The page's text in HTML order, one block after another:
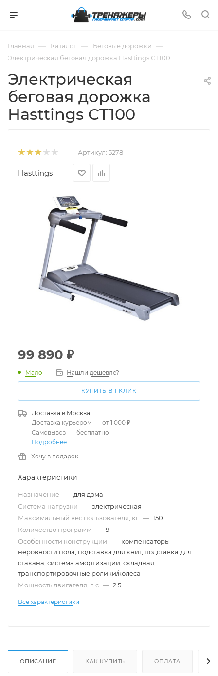
Главная — Каталог — Беговые дорожки —
Электрическая беговая дорожка Hasttings CT100
Электрическая
беговая дорожка
Hasttings CT100
Артикул: 5278
Hasttings
99 890 ₽
Мало Нашли дешевле?
КУПИТЬ В 1 КЛИК
Доставка в Москва
Доставка курьером — от 1 000 ₽
Самовывоз — бесплатно
Подробнее
Хочу в подарок
Характеристики
Назначение — для дома
Система нагрузки — электрическая
Максимальный вес пользователя, кг — 150
Количество программ — 9
Особенности конструкции — компенсаторы
неровности пола, подставка для книг, подставка для
стакана, система амортизации, складная,
транспортировочные ролики/колеса
Мощность двигателя, л.с — 2.5
Все характеристики
ОПИСАНИЕ КАК КУПИТЬ ОПЛАТА